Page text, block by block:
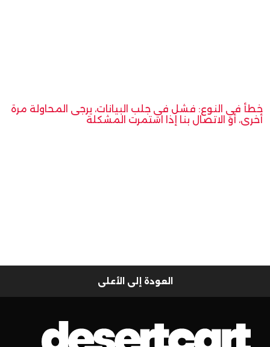
خطأ في النوع: فشل في جلب البيانات، يرجى المحاولة مرة
أخرى، أو الاتصال بنا إذا استمرت المشكلة
العودة إلى الأعلى